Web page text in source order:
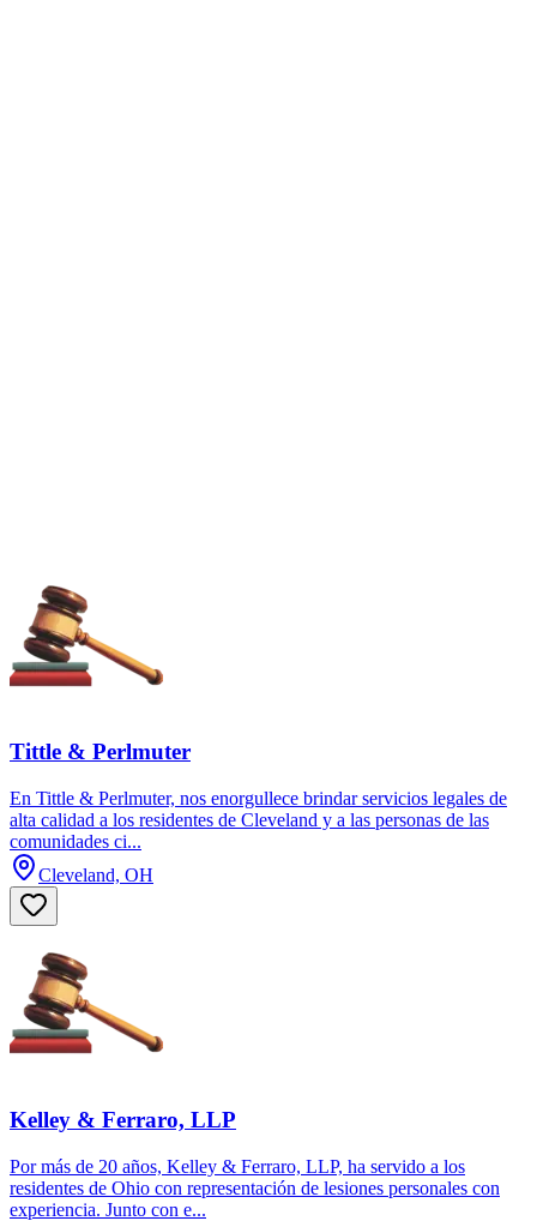
Tittle & Perlmuter
En Tittle & Perlmuter, nos enorgullece brindar servicios legales de
alta calidad a los residentes de Cleveland y a las personas de las
comunidades ci...
Cleveland, OH
Kelley & Ferraro, LLP
Por más de 20 años, Kelley & Ferraro, LLP, ha servido a los
residentes de Ohio con representación de lesiones personales con
experiencia. Junto con e...